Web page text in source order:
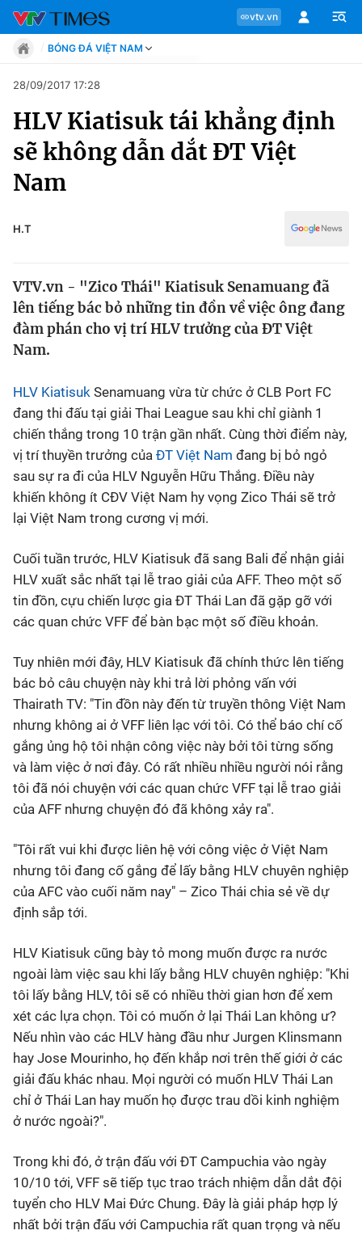
vtv.vn
Chuyên mục
Tin tức
Chân dung
Sự kiện
Bóng đá
Thể thao Điện tử
Các môn khác
Bên lề
BÓNG ĐÁ VIỆT NAM
Move
Phong cách
Sự kiện
Bóng đá
28/09/2017 17:28
HLV Kiatisuk tái khẳng định
sẽ không dẫn dắt ĐT Việt
Nam
H.T
VTV.vn - "Zico Thái" Kiatisuk Senamuang đã
lên tiếng bác bỏ những tin đồn về việc ông đang
đàm phán cho vị trí HLV trưởng của ĐT Việt
Nam.
HLV Kiatisuk Senamuang vừa từ chức ở CLB Port FC
đang thi đấu tại giải Thai League sau khi chỉ giành 1
chiến thắng trong 10 trận gần nhất. Cùng thời điểm này,
vị trí thuyền trưởng của ĐT Việt Nam đang bị bỏ ngỏ
sau sự ra đi của HLV Nguyễn Hữu Thắng. Điều này
khiến không ít CĐV Việt Nam hy vọng Zico Thái sẽ trở
lại Việt Nam trong cương vị mới.
Cuối tuần trước, HLV Kiatisuk đã sang Bali để nhận giải
HLV xuất sắc nhất tại lễ trao giải của AFF. Theo một số
tin đồn, cựu chiến lược gia ĐT Thái Lan đã gặp gỡ với
các quan chức VFF để bàn bạc một số điều khoản.
Tuy nhiên mới đây, HLV Kiatisuk đã chính thức lên tiếng
bác bỏ câu chuyện này khi trả lời phỏng vấn với
Thairath TV: "Tin đồn này đến từ truyền thông Việt Nam
nhưng không ai ở VFF liên lạc với tôi. Có thể báo chí cố
gắng ủng hộ tôi nhận công việc này bởi tôi từng sống
và làm việc ở nơi đây. Có rất nhiều nhiều người nói rằng
tôi đã nói chuyện với các quan chức VFF tại lễ trao giải
của AFF nhưng chuyện đó đã không xảy ra".
"Tôi rất vui khi được liên hệ với công việc ở Việt Nam
nhưng tôi đang cố gắng để lấy bằng HLV chuyên nghiệp
của AFC vào cuối năm nay" – Zico Thái chia sẻ về dự
định sắp tới.
HLV Kiatisuk cũng bày tỏ mong muốn được ra nước
ngoài làm việc sau khi lấy bằng HLV chuyên nghiệp: "Khi
tôi lấy bằng HLV, tôi sẽ có nhiều thời gian hơn để xem
xét các lựa chọn. Tôi có muốn ở lại Thái Lan không ư?
Nếu nhìn vào các HLV hàng đầu như Jurgen Klinsmann
hay Jose Mourinho, họ đến khắp nơi trên thế giới ở các
giải đấu khác nhau. Mọi người có muốn HLV Thái Lan
chỉ ở Thái Lan hay muốn họ được trau dồi kinh nghiệm
ở nước ngoài?".
Trong khi đó, ở trận đấu với ĐT Campuchia vào ngày
10/10 tới, VFF sẽ tiếp tục trao trách nhiệm dẫn dắt đội
tuyển cho HLV Mai Đức Chung. Đây là giải pháp hợp lý
nhất bởi trận đấu với Campuchia rất quan trọng và nếu